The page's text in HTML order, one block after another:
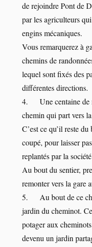
de rejoindre Pont de
par les agriculteurs
engins mécaniques.
Vous remarquerez à
chemins de
lequel sont fixés des
différentes directions.
4. Une centaine de
chemin qui part vers
C’est ce qu’il reste
coupé, pour laisser
replantés par la
Au bout du sentier,
remonter vers la gare
5. Au bout de ce
jardin du cheminot.
potager aux
devenu un jardin